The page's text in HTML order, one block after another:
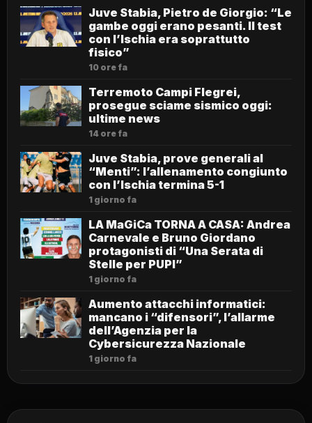
Juve Stabia, Pietro de Giorgio: “Le
gambe oggi erano pesanti. Il test
con l’Ischia era soprattutto
fisico”
10 ore fa
Terremoto Campi Flegrei,
prosegue sciame sismico oggi:
ultime news
14 ore fa
Juve Stabia, prove generali al
“Menti”: l’allenamento congiunto
con l’Ischia termina 5-1
1 giorno fa
LA MaGiCa TORNA A CASA: Andrea
Carnevale e Bruno Giordano
protagonisti di “Una Serata di
Stelle per PUPI”
1 giorno fa
Aumento attacchi informatici:
mancano i “difensori”, l’allarme
dell’Agenzia per la
Cybersicurezza Nazionale
1 giorno fa